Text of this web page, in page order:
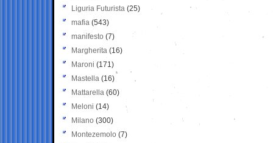
Liguria Futurista (25)
mafia (543)
manifesto (7)
Margherita (16)
Maroni (171)
Mastella (16)
Mattarella (60)
Meloni (14)
Milano (300)
Montezemolo (7)